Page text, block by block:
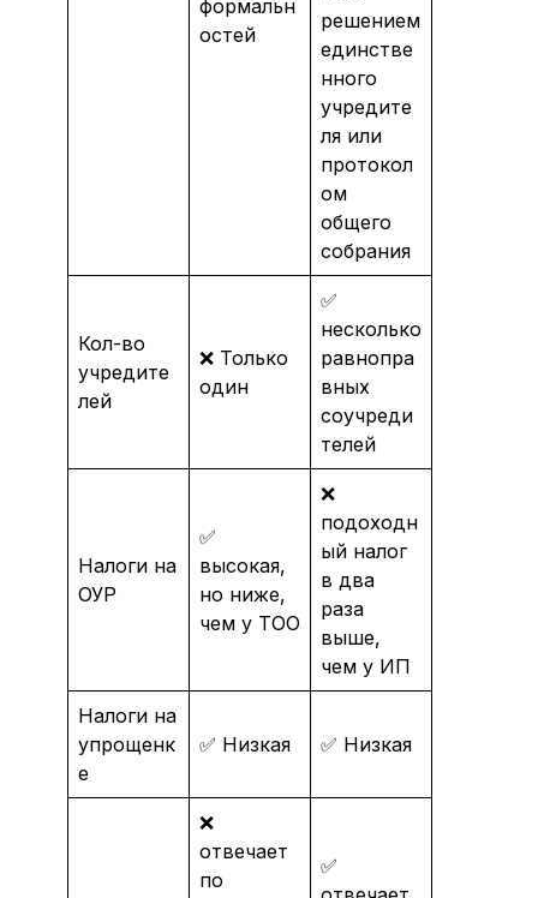
формальн
остей
решением
единстве
нного
учредите
ля или
протокол
ом
общего
собрания
Кол-во
учредите
лей
❌ Только
один
✅
несколько
равнопра
вных
соучреди
телей
Налоги на
ОУР
✅
высокая,
но ниже,
чем у ТОО
❌
подоходн
ый налог
в два
раза
выше,
чем у ИП
Налоги на
упрощенк
е
✅ Низкая ✅ Низкая
❌
отвечает
по
✅